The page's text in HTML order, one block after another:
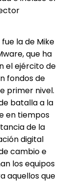
la de Mike
que ha
el ejército de
fondos de
primer nivel.
batalla a la
en tiempos
de la
digital
cambio e
los equipos
aquellos que